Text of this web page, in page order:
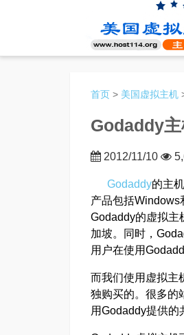
首页 > 美国虚拟主机
Godaddy
2012/11/10
Godaddy的主
产品包括Windows
Godaddy的虚拟主
加坡。同时，
用户在使用
而我们使用虚拟主
独购买的。很多的
用Godaddy提供的